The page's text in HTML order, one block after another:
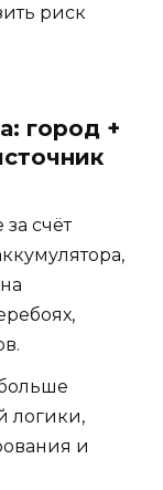
риск
город +
счёт
логики,
и